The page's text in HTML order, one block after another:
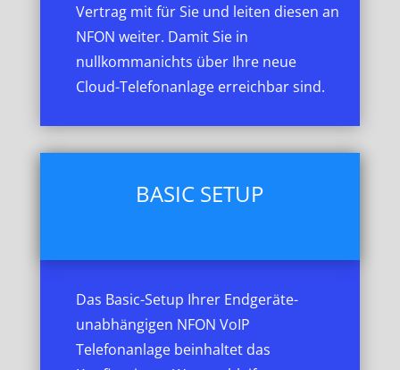
Vertrag mit für Sie und leiten diesen an
NFON weiter. Damit Sie in
nullkommanichts über Ihre neue
Cloud-Telefonanlage erreichbar sind.
BASIC SETUP
Das Basic-Setup Ihrer Endgeräte-
unabhängigen NFON VoIP
Telefonanlage beinhaltet das